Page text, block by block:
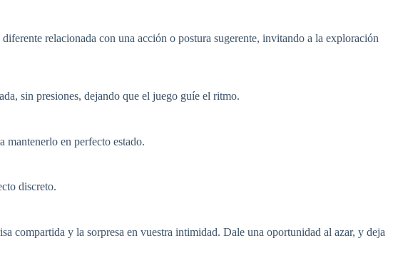
relacionada con una acción o postura sugerente, invitando a la exploración
sin presiones, dejando que el juego guíe el ritmo.
mantenerlo en perfecto estado.
discreto.
compartida y la sorpresa en vuestra intimidad. Dale una oportunidad al azar, y deja